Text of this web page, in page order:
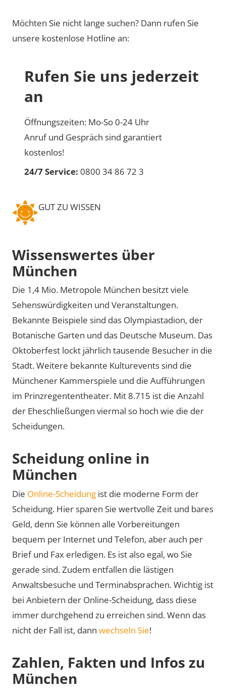
Möchten Sie nicht lange suchen? Dann rufen Sie
unsere kostenlose Hotline an:
Rufen Sie uns jederzeit
an
Öffnungszeiten: Mo-So 0-24 Uhr
Anruf und Gespräch sind garantiert
kostenlos!
24/7 Service: 0800 34 86 72 3
GUT ZU WISSEN
Wissenswertes über
München
Die 1,4 Mio. Metropole München besitzt viele
Sehenswürdigkeiten und Veranstaltungen.
Bekannte Beispiele sind das Olympiastadion, der
Botanische Garten und das Deutsche Museum. Das
Oktoberfest lockt jährlich tausende Besucher in die
Stadt. Weitere bekannte Kulturevents sind die
Münchener Kammerspiele und die Aufführungen
im Prinzregententheater. Mit 8.715 ist die Anzahl
der Eheschließungen viermal so hoch wie die der
Scheidungen.
Scheidung online in
München
Die Online-Scheidung ist die moderne Form der
Scheidung. Hier sparen Sie wertvolle Zeit und bares
Geld, denn Sie können alle Vorbereitungen
bequem per Internet und Telefon, aber auch per
Brief und Fax erledigen. Es ist also egal, wo Sie
gerade sind. Zudem entfallen die lästigen
Anwaltsbesuche und Terminabsprachen. Wichtig ist
bei Anbietern der Online-Scheidung, dass diese
immer durchgehend zu erreichen sind. Wenn das
nicht der Fall ist, dann wechseln Sie!
Zahlen, Fakten und Infos zu
München